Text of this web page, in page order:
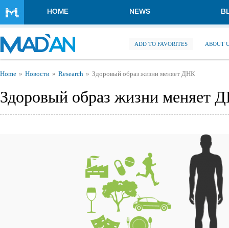
HOME NEWS
ADD TO FAVORITES ABOUT
You are here
Home Новости Research Здоровый образ жизни меняет ДНК
Здоровый образ жизни меняет